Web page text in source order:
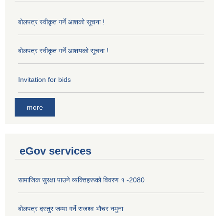
बोलपत्र स्वीकृत गर्ने आशको सूचना !
बोलपत्र स्वीकृत गर्ने आशयको सूचना !
Invitation for bids
more
eGov services
सामाजिक सुरक्षा पाउने व्यक्तिहरूको विवरण १ -2080
बोलपत्र दस्तुर जम्मा गर्ने राजश्व भौचर नमुना